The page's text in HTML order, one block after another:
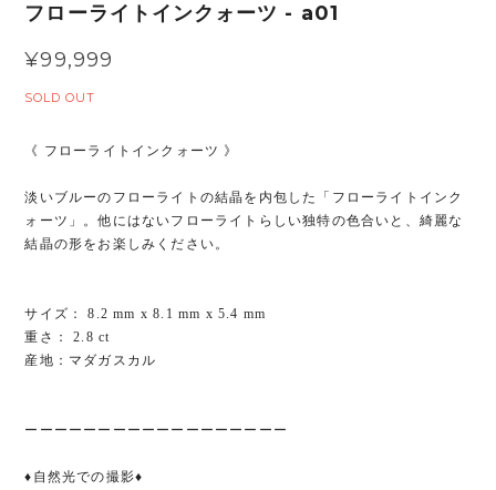
フローライトインクォーツ - a01
¥99,999
SOLD OUT
《 フローライトインクォーツ 》
淡いブルーのフローライトの結晶を内包した「フローライトインク
ォーツ」。他にはないフローライトらしい独特の色合いと、綺麗な
結晶の形をお楽しみください。
サイズ： 8.2 mm x 8.1 mm x 5.4 mm
重さ： 2.8 ct
産地：マダガスカル
ーーーーーーーーーーーーーーーーーー
♦︎自然光での撮影♦︎